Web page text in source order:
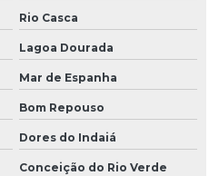
Rio Casca
Lagoa Dourada
Mar de Espanha
Bom Repouso
Dores do Indaiá
Conceição do Rio Verde